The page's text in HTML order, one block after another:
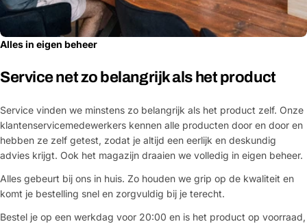
Alles in eigen beheer
Service net zo belangrijk als het product
Service vinden we minstens zo belangrijk als het product zelf. Onze
klantenservicemedewerkers kennen alle producten door en door en
hebben ze zelf getest, zodat je altijd een eerlijk en deskundig
advies krijgt. Ook het magazijn draaien we volledig in eigen beheer.
Alles gebeurt bij ons in huis. Zo houden we grip op de kwaliteit en
komt je bestelling snel en zorgvuldig bij je terecht.
Bestel je op een werkdag voor 20:00 en is het product op voorraad,